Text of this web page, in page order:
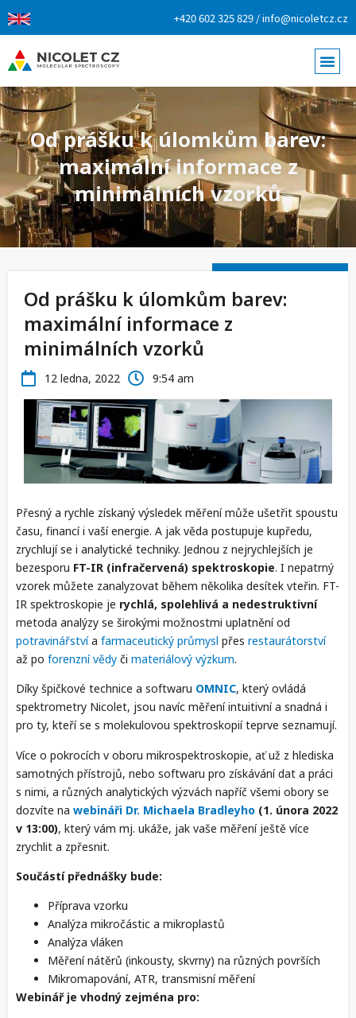
+420 602 325 829 / info@nicoletcz.cz
Od prášku k úlomkům barev:
maximální informace z
minimálních vzorků
Od prášku k úlomkům barev:
maximální informace z
minimálních vzorků
12 ledna, 2022 9:54 am
Přesný a rychle získaný výsledek měření může ušetřit spoustu
času, financí i vaší energie. A jak věda postupuje kupředu,
zrychlují se i analytické techniky. Jednou z nejrychlejších je
bezesporu FT-IR (infračervená) spektroskopie. I nepatrný
vzorek můžete zanalyzovat během několika desítek vteřin. FT-
IR spektroskopie je rychlá, spolehlivá a nedestruktivní
metoda analýzy se širokými možnostmi uplatnění od
potravinářstvía farmaceutický průmysl přes restaurátorství
až po forenzní vědy či materiálový výzkum.
Díky špičkové technice a softwaru OMNIC, který ovládá
spektrometry Nicolet, jsou navíc měření intuitivní a snadná i
pro ty, kteří se s molekulovou spektroskopií teprve seznamují.
Více o pokrocích v oboru mikrospektroskopie, ať už z hlediska
samotných přístrojů, nebo softwaru pro získávání dat a práci
s nimi, a různých analytických výzvách napříč všemi obory se
dozvíte na webináři Dr. Michaela Bradleyho (1. února 2022
v 13:00), který vám mj. ukáže, jak vaše měření ještě více
zrychlit a zpřesnit.
Součástí přednášky bude:
Příprava vzorku
Analýza mikročástic a mikroplastů
Analýza vláken
Měření nátěrů (inkousty, skvrny) na různých površích
Mikromapování, ATR, transmisní měření
Webinář je vhodný zejména pro: